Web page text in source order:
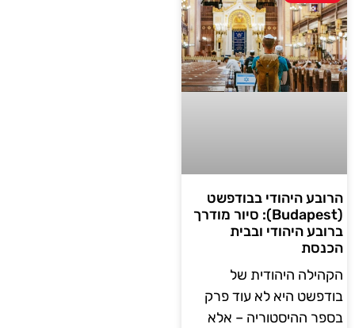
הרובע היהודי בבודפשט
(Budapest): סיור מודרך
ברובע היהודי ובבית
הכנסת
הקהילה היהודית של
בודפשט היא לא עוד פרק
בספר ההיסטוריה – אלא